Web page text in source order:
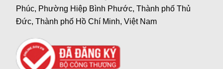
Phúc, Phường Hiệp Bình Phước, Thành phố Thủ
Đức, Thành phố Hồ Chí Minh, Việt Nam